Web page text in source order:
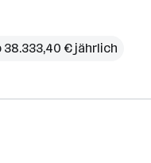
38.333,40 € jährlich